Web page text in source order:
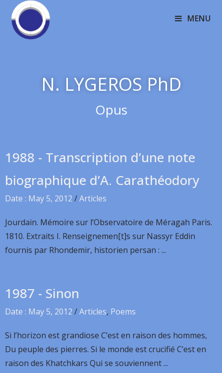
MENU
N. LYGEROS PhD
Opus
1988 - Transcription d’une note
biographique d’A. Carathéodory
Date : May 5, 2012 /Articles
Jourdain. Mémoire sur l’Observatoire de Méragah Paris.
1810. Extraits I. Renseignemen[t]s sur Nassyr Eddin
fournis par Rhondemir, historien persan : ...
1987 - Sinon
Date : May 5, 2012 /Articles, Poems
Si l’horizon est grandiose C’est en raison des hommes,
Du peuple des pierres. Si le monde est crucifié C’est en
raison des Khatchkars Qui se souviennent ...